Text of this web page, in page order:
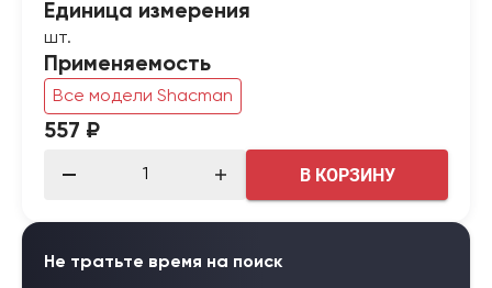
Единица измерения
шт.
Применяемость
Все модели Shacman
557 ₽
В КОРЗИНУ
Не тратьте время на поиск